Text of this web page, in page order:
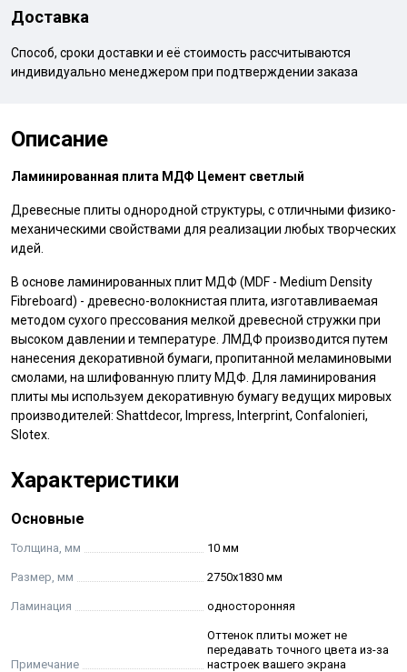
Доставка
Способ, сроки доставки и её стоимость рассчитываются
индивидуально менеджером при подтверждении заказа
Описание
Ламинированная плита МДФ Цемент светлый
Древесные плиты однородной структуры, с отличными физико-
механическими свойствами для реализации любых творческих
идей.
В основе ламинированных плит МДФ (MDF - Medium Density
Fibreboard) - древесно-волокнистая плита, изготавливаемая
методом сухого прессования мелкой древесной стружки при
высоком давлении и температуре. ЛМДФ производится путем
нанесения декоративной бумаги, пропитанной меламиновыми
смолами, на шлифованную плиту МДФ. Для ламинирования
плиты мы используем декоративную бумагу ведущих мировых
производителей: Shattdecor, Impress, Interprint, Confalonieri,
Slotex.
Характеристики
Основные
Толщина, мм 10 мм
Размер, мм 2750х1830 мм
Ламинация односторонняя
Примечание
Оттенок плиты может не
передавать точного цвета из-за
настроек вашего экрана